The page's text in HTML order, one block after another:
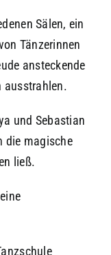
Sälen, ein
Tänzerinnen
ansteckende
ausstrahlen.
und Sebastian
die magische
ließ.